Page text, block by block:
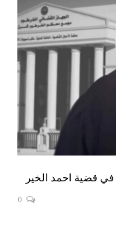
قضية احمد الخير